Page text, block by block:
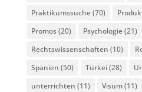
Praktikumssuche(70)
Promos(20) Psychologie(21)
Rechtswissenschaften (10)
Spanien (50) Türkei(28)
unterrichten (11) Visum(11)